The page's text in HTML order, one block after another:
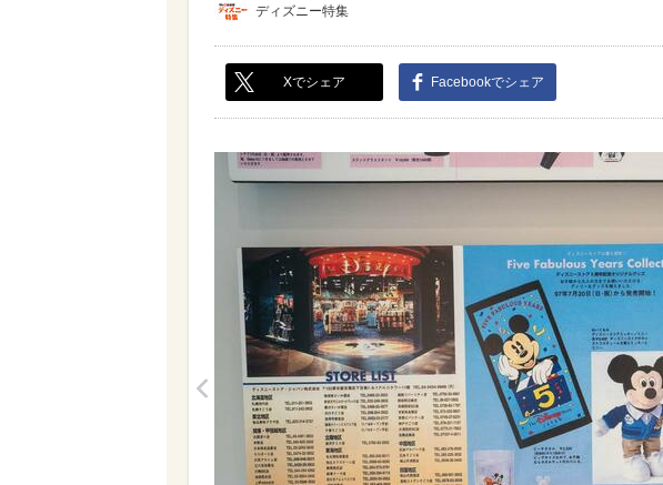
ディズニー特集
Xでシェア Facebookでシェア